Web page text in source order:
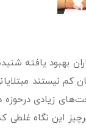
بهبود یافته
کم نیستند
زیادی
این نگاه غلطی